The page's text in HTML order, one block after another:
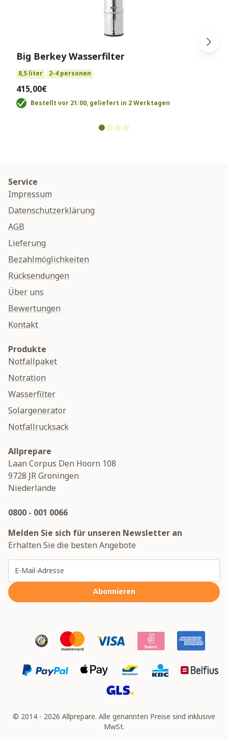
Big Berkey Wasserfilter
8,5 liter 2-4 personen
415,00€
Bestellt vor 21:00, geliefert in 2 Werktagen
Service
Impressum
Datenschutzerklärung
AGB
Lieferung
Bezahlmöglichkeiten
Rücksendungen
Über uns
Bewertungen
Kontakt
Produkte
Notfallpaket
Notration
Wasserfilter
Solargenerator
Notfallrucksack
Allprepare
Laan Corpus Den Hoorn 108
9728 JRGroningen
Niederlande
0800 - 001 0066
Melden Sie sich für unseren Newsletter an
Erhalten Sie die besten Angebote
Abonnieren
© 2014 - 2026 Allprepare. Alle genannten Preise sind inklusive
MwSt.